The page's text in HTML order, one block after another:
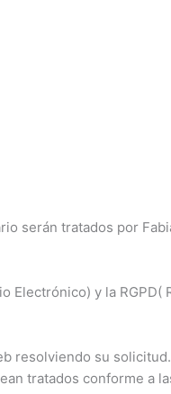
serán tratados por
y la RGPD(
resolviendo su solicitud.
tratados conforme a